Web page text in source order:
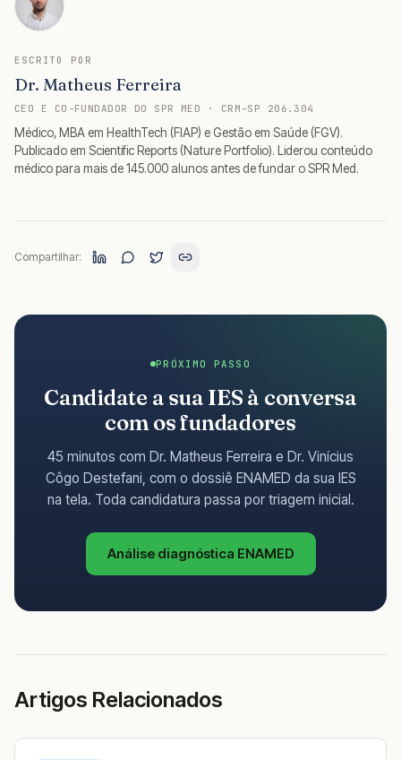
ESCRITO POR
Dr. Matheus Ferreira
CEO E CO-FUNDADOR DO SPR MED · CRM-SP 206.304
Médico, MBA em HealthTech (FIAP) e Gestão em Saúde (FGV).
Publicado em Scientific Reports (Nature Portfolio). Liderou conteúdo
médico para mais de 145.000 alunos antes de fundar o SPR Med.
Compartilhar:
PRÓXIMO PASSO
Candidate a sua IES à conversa
com os fundadores
45 minutos com Dr. Matheus Ferreira e Dr. Vinícius
Côgo Destefani, com o dossiê ENAMED da sua IES
na tela. Toda candidatura passa por triagem inicial.
Análise diagnóstica ENAMED
Artigos Relacionados